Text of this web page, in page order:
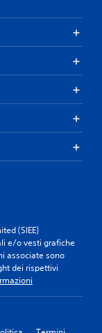
(SIEE)
e/o vesti grafiche
associate sono
dei rispettivi